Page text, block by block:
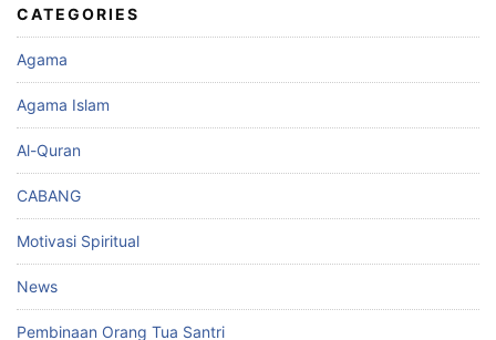
CATEGORIES
Agama
Agama Islam
Al-Quran
CABANG
Motivasi Spiritual
News
Pembinaan Orang Tua Santri